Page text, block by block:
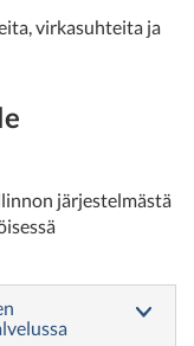
virkasuhteita ja
järjestelmästä